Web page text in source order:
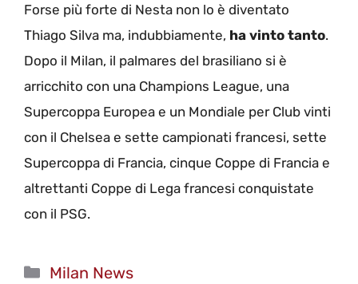
Forse più forte di Nesta non lo è diventato
Thiago Silva ma, indubbiamente, ha vinto tanto.
Dopo il Milan, il palmares del brasiliano si è
arricchito con una Champions League, una
Supercoppa Europea e un Mondiale per Club vinti
con il Chelsea e sette campionati francesi, sette
Supercoppa di Francia, cinque Coppe di Francia e
altrettanti Coppe di Lega francesi conquistate
con il PSG.
Categorie
Milan News